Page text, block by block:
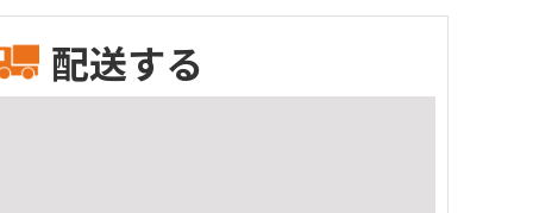
配送する